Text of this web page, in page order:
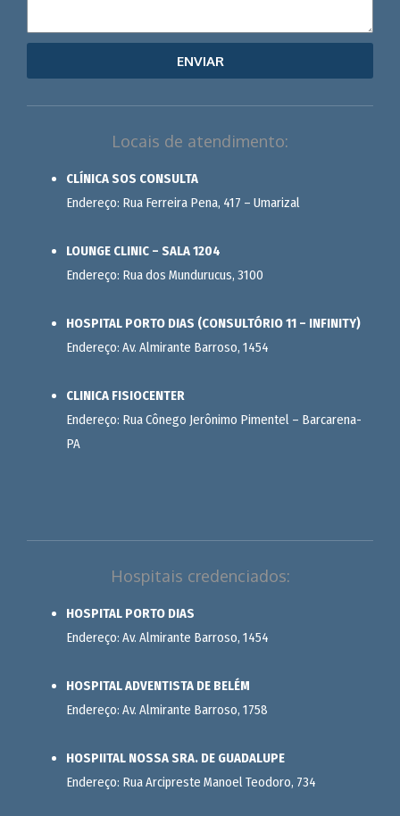
ENVIAR
Locais de atendimento:
CLÍNICA SOS CONSULTA
Endereço: Rua Ferreira Pena, 417 – Umarizal
LOUNGE CLINIC – SALA 1204
Endereço: Rua dos Mundurucus, 3100
HOSPITAL PORTO DIAS (CONSULTÓRIO 11 – INFINITY)
Endereço: Av. Almirante Barroso, 1454
CLINICA FISIOCENTER
Endereço: Rua Cônego Jerônimo Pimentel – Barcarena-
PA
Hospitais credenciados:
HOSPITAL PORTO DIAS
Endereço: Av. Almirante Barroso, 1454
HOSPITAL ADVENTISTA DE BELÉM
Endereço: Av. Almirante Barroso, 1758
HOSPIITAL NOSSA SRA. DE GUADALUPE
Endereço: Rua Arcipreste Manoel Teodoro, 734